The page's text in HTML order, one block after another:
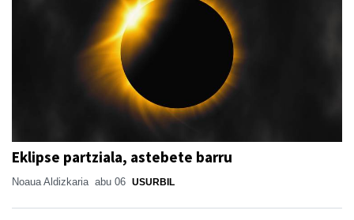
Eklipse partziala, astebete barru
Noaua Aldizkaria abu 06 USURBIL